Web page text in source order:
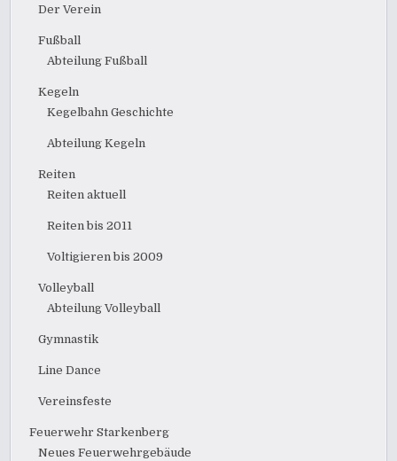
Der Verein
Fußball
Abteilung Fußball
Kegeln
Kegelbahn Geschichte
Abteilung Kegeln
Reiten
Reiten aktuell
Reiten bis 2011
Voltigieren bis 2009
Volleyball
Abteilung Volleyball
Gymnastik
Line Dance
Vereinsfeste
Feuerwehr Starkenberg
Neues Feuerwehrgebäude